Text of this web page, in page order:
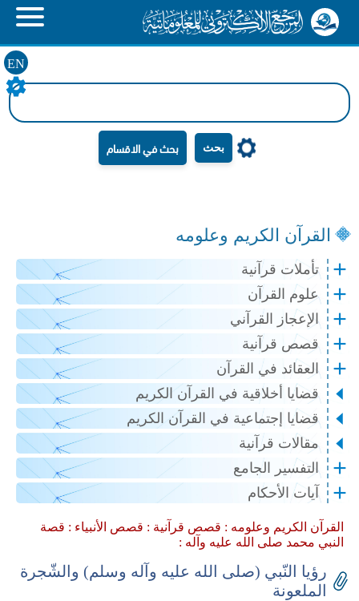
EN
بحث
القرآن الكريم وعلومه
تأملات قرآنية
علوم القرآن
الإعجاز القرآني
قصص قرآنية
العقائد في القرآن
قضايا أخلاقية في القرآن الكريم
قضايا إجتماعية في القرآن الكريم
مقالات قرآنية
التفسير الجامع
آيات الأحكام
القرآن الكريم وعلومه : قصص قرآنية : قصص الأنبياء : قصة
النبي محمد صلى الله عليه وآله :
رؤيا النّبي (صلى الله عليه وآله وسلم) والشّجرة
الملعونة